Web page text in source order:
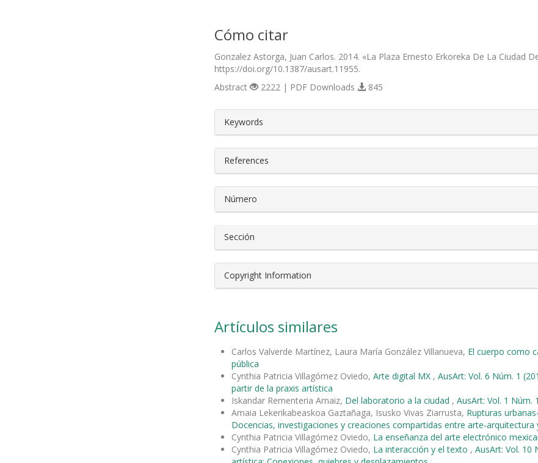
Cómo citar
Gonzalez Astorga, Juan Carlos. 2014. «La Plaza Ernesto Erkoreka De La Ciudad
https://doi.org/10.1387/ausart.11955.
Abstract 2222 | PDF Downloads 845
##plugins.themes.bootstrap3.article.details##
Keywords
References
Número
Sección
Copyright Information
Artículos similares
Carlos Valverde Martínez, Laura María González Villanueva, El cuerpo como
pública
Cynthia Patricia Villagómez Oviedo, Arte digital MX , AusArt: Vol. 6 Núm. 1
partir de la praxis artística
Iskandar Rementeria Arnaiz, Del laboratorio a la ciudad , AusArt: Vol. 1 Núm.
Amaia Lekerikabeaskoa Gaztañaga, Isusko Vivas Ziarrusta, Rupturas
Docencias, investigaciones y creaciones compartidas entre arte-arquitectura
Cynthia Patricia Villagómez Oviedo, La enseñanza del arte electrónico
Cynthia Patricia Villagómez Oviedo, La interacción y el texto , AusArt: Vol. 10